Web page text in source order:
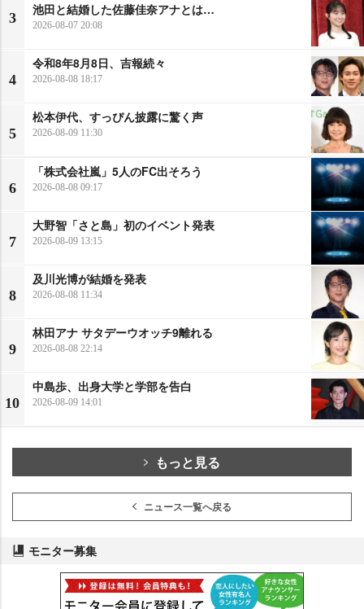
3
池田と結婚した佐藤佳奈アナとは…
2026-08-07 20:08
4
令和8年8月8日、吉報続々
2026-08-08 18:17
5
松本伊代、すっぴん披露に驚く声
2026-08-09 11:30
6
「株式会社嵐」5人のFC出そろう
2026-08-08 09:17
7
大野智「さと島」初のイベント発表
2026-08-09 13:15
8
及川光博が結婚を発表
2026-08-08 11:34
9
林田アナ サタデーウオッチ9離れる
2026-08-08 22:14
10
中島歩、出身大学と学部を告白
2026-08-09 14:01
もっと見る
ニュース一覧へ戻る
モニター募集